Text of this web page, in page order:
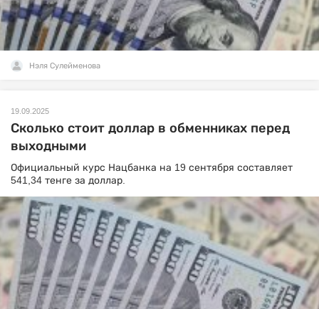
Нэля Сулейменова
19.09.2025
Сколько стоит доллар в обменниках перед
выходными
Официальный курс Нацбанка на 19 сентября составляет
541,34 тенге за доллар.